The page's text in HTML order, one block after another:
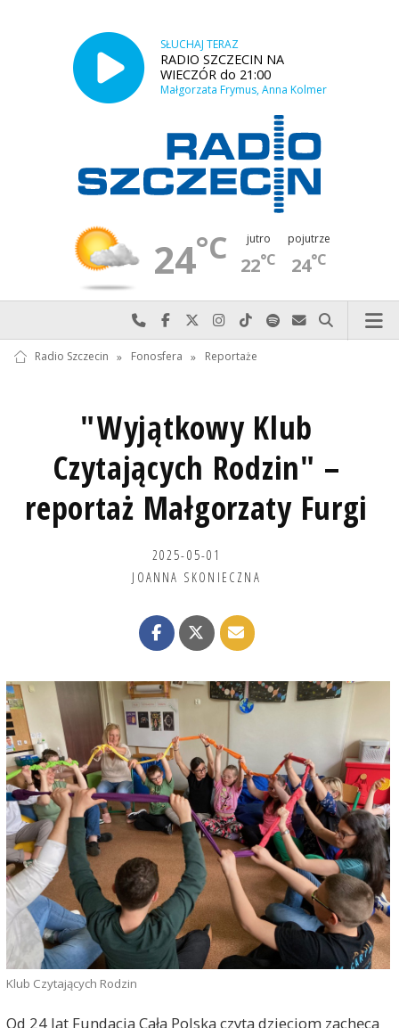
SŁUCHAJ TERAZ
RADIO SZCZECIN NA
WIECZÓR do 21:00
Małgorzata Frymus, Anna Kolmer
24°C jutro
22°C
pojutrze
24°C
Najlepiej po prostu do nas zadzwoń
Odwiedź nas na Facebook-u
Odwiedź nas na X
Odwiedź nas na Instagram-ie
Odwiedź nas na TikTok-u
Szukaj nas na Spotify
Wyślij do nas
Szukaj
Radio Szczecin » Fonosfera » Reportaże
"Wyjątkowy Klub
Czytających Rodzin" –
reportaż Małgorzaty Furgi
2025-05-01
JOANNA SKONIECZNA
Klub Czytających Rodzin
Od 24 lat Fundacja Cała Polska czyta dzieciom zachęca